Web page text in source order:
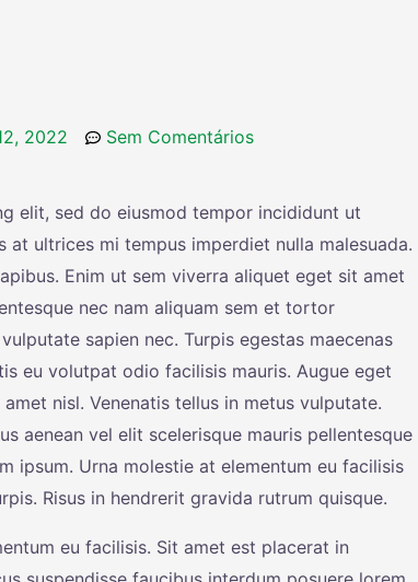
2022 Sem Comentários
elit, sed do eiusmod tempor incididunt ut
ultrices mi tempus imperdiet nulla malesuada.
Enim ut sem viverra aliquet eget sit amet
nec nam aliquam sem et tortor
sapien nec. Turpis egestas maecenas
eu volutpat odio facilisis mauris. Augue eget
nisl. Venenatis tellus in metus vulputate.
aenean vel elit scelerisque mauris pellentesque
ipsum. Urna molestie at elementum eu facilisis
Risus in hendrerit gravida rutrum quisque.
eu facilisis. Sit amet est placerat in